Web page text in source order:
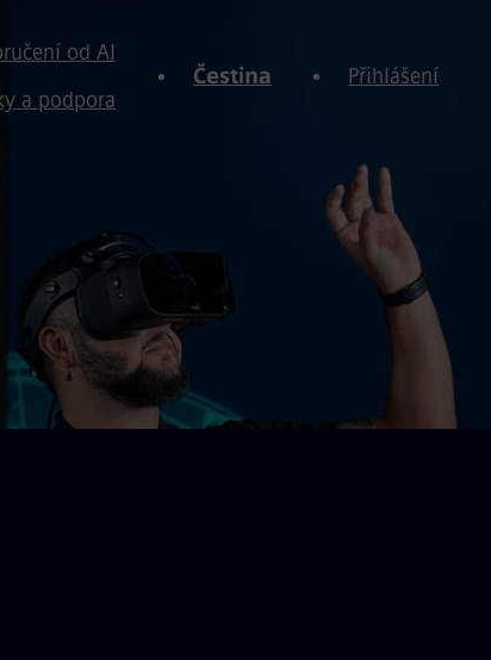
od AI
a podpora
Čestina Přihlášení